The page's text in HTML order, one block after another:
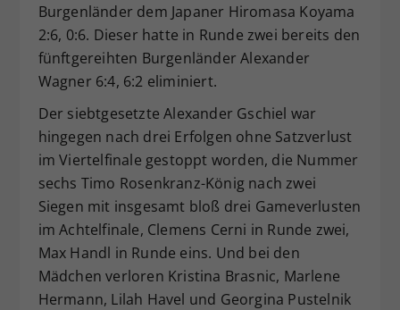
Burgenländer dem Japaner Hiromasa Koyama
2:6, 0:6. Dieser hatte in Runde zwei bereits den
fünftgereihten Burgenländer Alexander
Wagner 6:4, 6:2 eliminiert.
Der siebtgesetzte Alexander Gschiel war
hingegen nach drei Erfolgen ohne Satzverlust
im Viertelfinale gestoppt worden, die Nummer
sechs Timo Rosenkranz-König nach zwei
Siegen mit insgesamt bloß drei Gameverlusten
im Achtelfinale, Clemens Cerni in Runde zwei,
Max Handl in Runde eins. Und bei den
Mädchen verloren Kristina Brasnic, Marlene
Hermann, Lilah Havel und Georgina Pustelnik